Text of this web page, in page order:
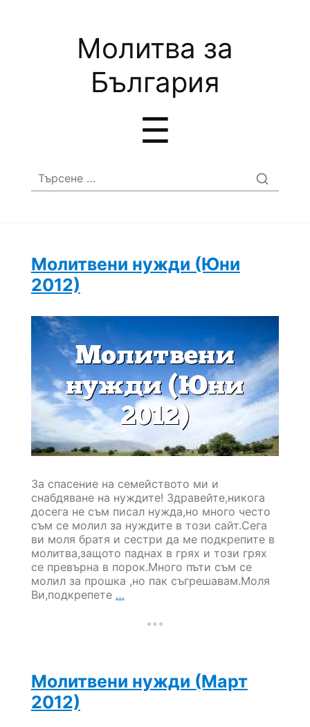
Молитва за
България
☰
Търсене
за:
Молитвени нужди (Юни
2012)
За спасение на семейството ми и
снабдяване на нуждите! Здравейте,никога
досега не съм писал нужда,но много често
съм се молил за нуждите в този сайт.Сега
ви моля братя и сестри да ме подкрепите в
молитва,защото паднах в грях и този грях
се превърна в порок.Много пъти съм се
молил за прошка ,но пак съгрешавам.Моля
Ви,подкрепете …
(Юни
Молитвени нужди (Март
2012)